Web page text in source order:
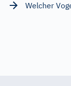
Welcher